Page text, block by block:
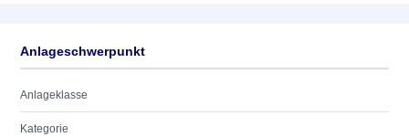
Anlageschwerpunkt
Anlageklasse
Kategorie